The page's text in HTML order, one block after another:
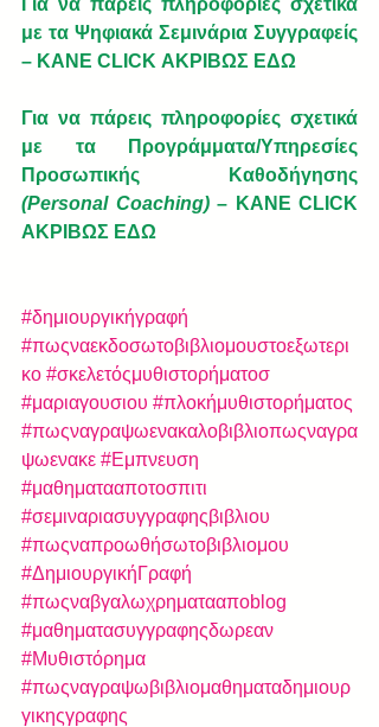
με τα Ψηφιακά Σεμινάρια Συγγραφείς
– ΚΑΝΕ CLICK ΑΚΡΙΒΩΣ ΕΔΩ
Για να πάρεις πληροφορίες σχετικά
με τα Προγράμματα/Υπηρεσίες
(Personal Coaching) – ΚΑΝΕ CLICK
ΑΚΡΙΒΩΣ ΕΔΩ
#δημιουργικήγραφή
#πωςναεκδοσωτοβιβλιομουστοεξωτερι
κο #σκελετόςμυθιστορήματοσ
#μαριαγουσιου #πλοκήμυθιστορήματος
#πωςναγραψωενακαλοβιβλιοπωςναγρα
ψωενακε #Εμπνευση
#μαθηματααποτοσπιτι
#σεμιναριασυγγραφηςβιβλιου
#πωςναπροωθήσωτοβιβλιομου
#ΔημιουργικήΓραφή
#πωςναβγαλωχρηματααποblog
#μαθηματασυγγραφηςδωρεαν
#Μυθιστόρημα
#πωςναγραψωβιβλιομαθηματαδημιουρ
γικηςγραφης